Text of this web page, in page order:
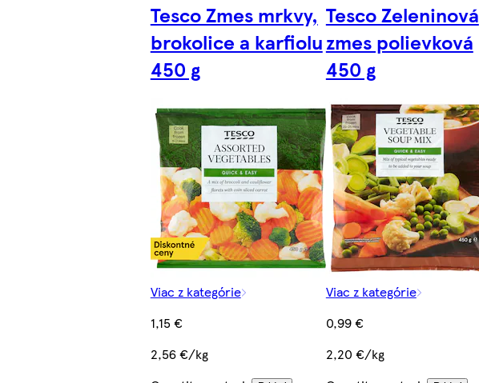
Tesco Zmes mrkvy,
brokolice a karfiolu
450 g
Viac z kategórie
1,15 €
2,56 €/kg
Tesco Zeleninová
zmes polievková
450 g
Viac z kategórie
0,99 €
2,20 €/kg